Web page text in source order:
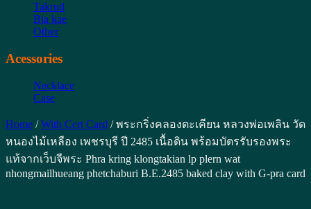
Takrud
Bia kae
Other
Acessories
Necklace
Case
Home /With Cert Card / พระกริ่งคลองตะเคียน หลวงพ่อเพลิน วัด
หนองไม้เหลือง เพชรบุรี ปี 2485 เนื้อดิน พร้อมบัตรรับรองพระ
แท้จากเว็บจีพระ Phra kring klongtakian lp plern wat
nhongmailhueang phetchaburi B.E.2485 baked clay with G-pra card